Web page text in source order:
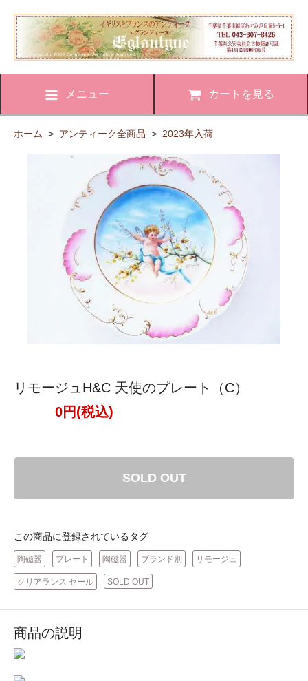
メニュー カートを見る
ホーム > アンティーク全商品 > 2023年入荷
リモージュH&C 天使のプレート（C）
0円(税込)
SOLD OUT
この商品に登録されているタグ
陶磁器 プレート 陶磁器 ブランド別 リモージュ
クリアランス セール SOLD OUT
商品の説明